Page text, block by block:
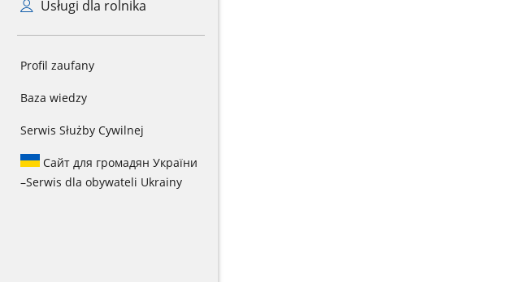
Usługi dla rolnika
Profil zaufany
Baza wiedzy
Serwis Służby Cywilnej
Сайт для громадян України
–Serwis dla obywateli Ukrainy